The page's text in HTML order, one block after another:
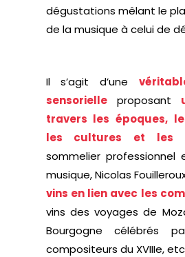
dégustations mêlant le
de la musique à celui de
Il s’agit d’une
sensorielleproposant
travers les époques,
les cultures et les
sommelier
musique, Nicolas
vins en lien avec les
vins des voyages de
Bourgogne célébrés
compositeurs du XVIIIe,